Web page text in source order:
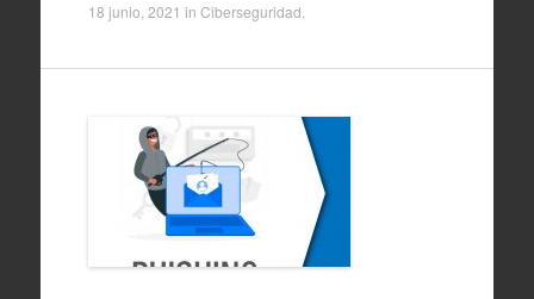
18 junio, 2021 in Ciberseguridad